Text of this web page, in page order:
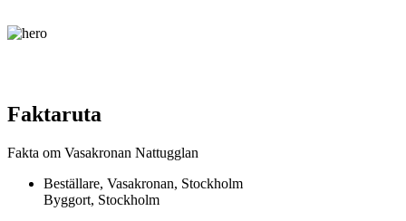
Faktaruta
Fakta om Vasakronan Nattugglan
Beställare, Vasakronan, Stockholm
Byggort, Stockholm